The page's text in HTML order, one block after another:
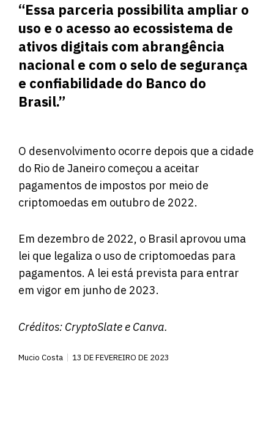
“Essa parceria possibilita ampliar o
uso e o acesso ao ecossistema de
ativos digitais com abrangência
nacional e com o selo de segurança
e confiabilidade do Banco do
Brasil.”
O desenvolvimento ocorre depois que a cidade
do Rio de Janeiro começou a aceitar
pagamentos de impostos por meio de
criptomoedas em outubro de 2022.
Em dezembro de 2022, o Brasil aprovou uma
lei que legaliza o uso de criptomoedas para
pagamentos. A lei está prevista para entrar
em vigor em junho de 2023.
Créditos: CryptoSlatee Canva.
Mucio Costa 13 DE FEVEREIRO DE 2023